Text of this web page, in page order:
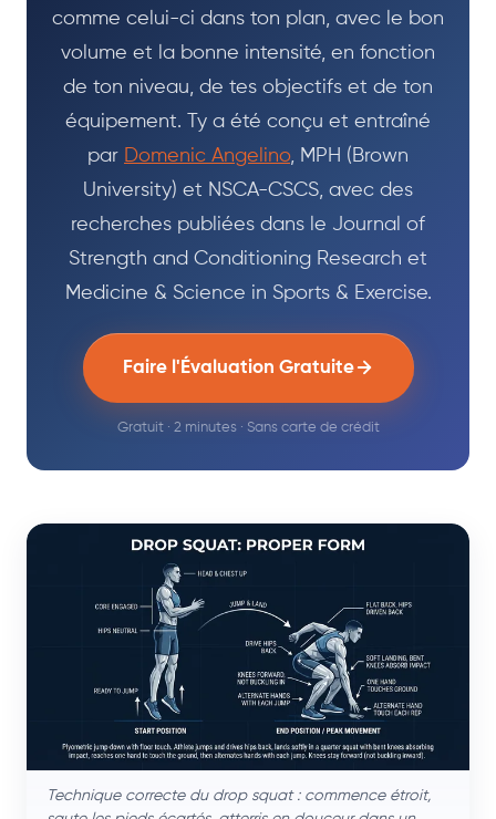
comme celui-ci dans ton plan, avec le bon
volume et la bonne intensité, en fonction
de ton niveau, de tes objectifs et de ton
équipement. Ty a été conçu et entraîné
par Domenic Angelino, MPH (Brown
University) et NSCA-CSCS, avec des
recherches publiées dans le Journal of
Strength and Conditioning Research et
Medicine & Science in Sports & Exercise.
Faire l'Évaluation Gratuite
Gratuit · 2 minutes · Sans carte de crédit
Technique correcte du drop squat : commence étroit,